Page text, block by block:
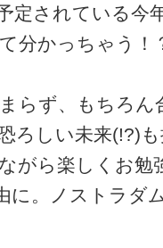
定されている今
分かっちゃう！
らず、もちろん
ろしい未来(!?)
がら楽しくお勉
。ノストラダ